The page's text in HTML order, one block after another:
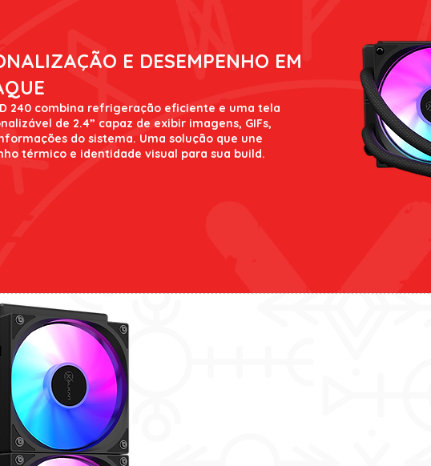
E DESEMPENHO EM
240 combina refrigeração eficiente e uma tela
de 2.4” capaz de exibir imagens, GIFs,
do sistema. Uma solução que une
térmico e identidade visual para sua build.